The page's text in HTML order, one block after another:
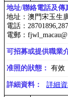
地址/聯絡電話及傳
地址：澳門宋玉生
電話：
電郵：
可招募或提供職業
准照的狀態： 有效
詳細資料： 詳細